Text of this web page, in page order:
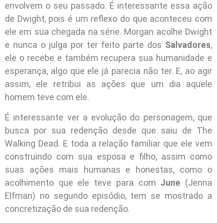
envolvem o seu passado. É interessante essa ação
de Dwight, pois é um reflexo do que aconteceu com
ele em sua chegada na série. Morgan acolhe Dwight
e nunca o julga por ter feito parte dos Salvadores,
ele o recebe e também recupera sua humanidade e
esperança, algo que ele já parecia não ter. E, ao agir
assim, ele retribui as ações que um dia aquele
homem teve com ele.
É interessante ver a evolução do personagem, que
busca por sua redenção desde que saiu de The
Walking Dead. E toda a relação familiar que ele vem
construindo com sua esposa e filho, assim como
suas ações mais humanas e honestas, como o
acolhimento que ele teve para com June (Jenna
Elfman) no segundo episódio, tem se mostrado a
concretização de sua redenção.